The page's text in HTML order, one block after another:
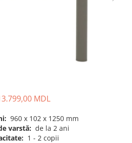
MDL
960 х 102 x 1250 mm
varstă: de la 2 ani
1 - 2 copii